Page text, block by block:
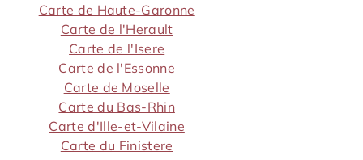
Carte de Haute-Garonne
Carte de l'Herault
Carte de l'Isere
Carte de l'Essonne
Carte de Moselle
Carte du Bas-Rhin
Carte d'Ille-et-Vilaine
Carte du Finistere